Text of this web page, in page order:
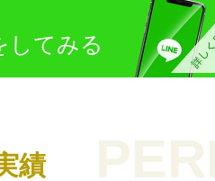
してみる
績